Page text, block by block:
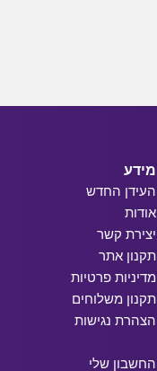
מידע
העידן החדש
אודות
יצירת קשר
תקנון אתר
מדיניות פרטיות
תקנון משלוחים
הצהרת נגישות
החשבון שלי